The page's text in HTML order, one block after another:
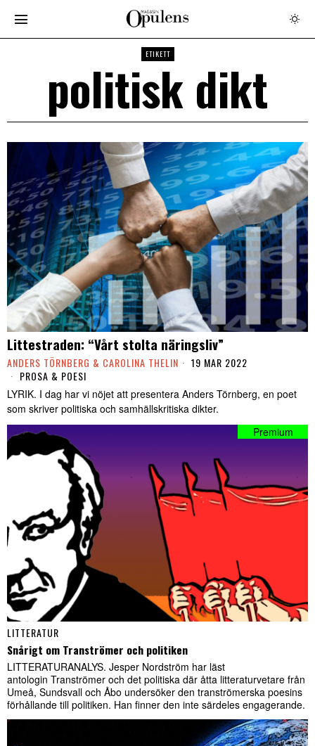
ETIKETT
politisk dikt
Littestraden: “Vårt stolta näringsliv”
ANDERS TÖRNBERG & CAROLINA THELIN
19 MAR 2022
PROSA & POESI
LYRIK. I dag har vi nöjet att presentera Anders Törnberg, en poet
som skriver politiska och samhällskritiska dikter.
LITTERATUR
Snårigt om Tranströmer och politiken
LITTERATURANALYS. Jesper Nordström har läst
antologin Tranströmer och det politiska där åtta litteraturvetare från
Umeå, Sundsvall och Åbo undersöker den tranströmerska poesins
förhållande till politiken. Han finner den inte särdeles engagerande.